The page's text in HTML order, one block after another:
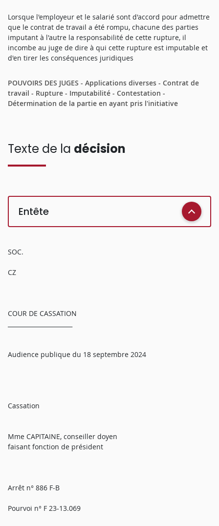
Lorsque l'employeur et le salarié sont d'accord pour admettre
que le contrat de travail a été rompu, chacune des parties
imputant à l'autre la responsabilité de cette rupture, il
incombe au juge de dire à qui cette rupture est imputable et
d'en tirer les conséquences juridiques
POUVOIRS DES JUGES - Applications diverses - Contrat de
travail - Rupture - Imputabilité - Contestation -
Détermination de la partie en ayant pris l'initiative
Texte de la décision
Entête
SOC.
CZ
COUR DE CASSATION
Audience publique du 18 septembre 2024
Cassation
Mme CAPITAINE, conseiller doyen
faisant fonction de président
Arrêt n° 886 F-B
Pourvoi n° F 23-13.069